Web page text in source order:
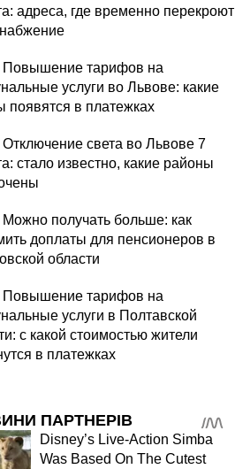
адреса, где временно перекроют
Повышение тарифов на
услуги во Львове: какие
появятся в платежках
Отключение света во Львове 7
стало известно, какие районы
Можно получать больше: как
доплаты для пенсионеров в
области
Повышение тарифов на
услуги в Полтавской
с какой стоимостью жители
в платежках
ПАРТНЕРІВ
Disney’s Live-Action Simba
Was Based On The Cutest